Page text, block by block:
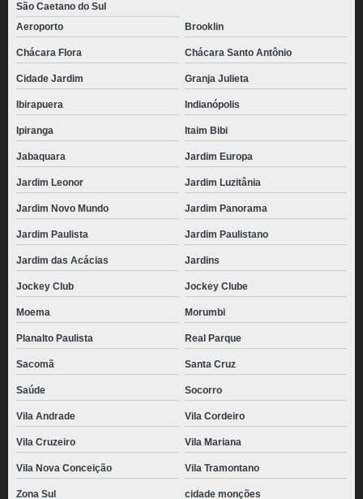
São Caetano do Sul
Aeroporto
Brooklin
Chácara Flora Chácara Santo Antônio
Cidade Jardim Granja Julieta
Ibirapuera Indianópolis
Ipiranga Itaim Bibi
Jabaquara Jardim Europa
Jardim Leonor Jardim Luzitânia
Jardim Novo Mundo Jardim Panorama
Jardim Paulista Jardim Paulistano
Jardim das Acácias Jardins
Jockey Club Jockey Clube
Moema Morumbi
Planalto Paulista Real Parque
Sacomã Santa Cruz
Saúde Socorro
Vila Andrade Vila Cordeiro
Vila Cruzeiro Vila Mariana
Vila Nova Conceição Vila Tramontano
Zona Sul cidade monções